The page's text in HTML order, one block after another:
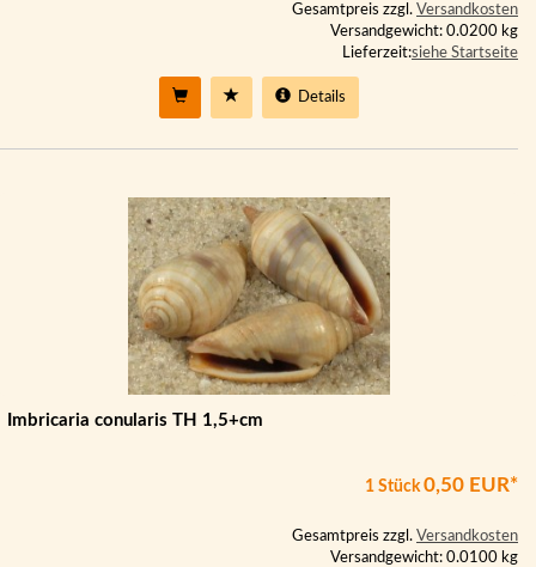
Gesamtpreis zzgl. Versandkosten
Versandgewicht: 0.0200 kg
Lieferzeit:siehe Startseite
Details
Imbricaria conularis TH 1,5+cm
1 Stück 0,50 EUR*
Gesamtpreis zzgl. Versandkosten
Versandgewicht: 0.0100 kg